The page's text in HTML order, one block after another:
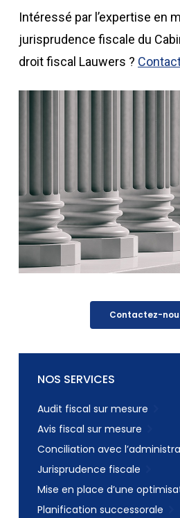
Intéressé par l’expertise en
jurisprudence fiscale du
droit fiscal Lauwers ?
Contactez-
NOS SERVICES
Audit fiscal sur mesure
Avis fiscal sur mesure
Conciliation avec
Jurisprudence fiscale
Mise en place d’une
Planification successorale